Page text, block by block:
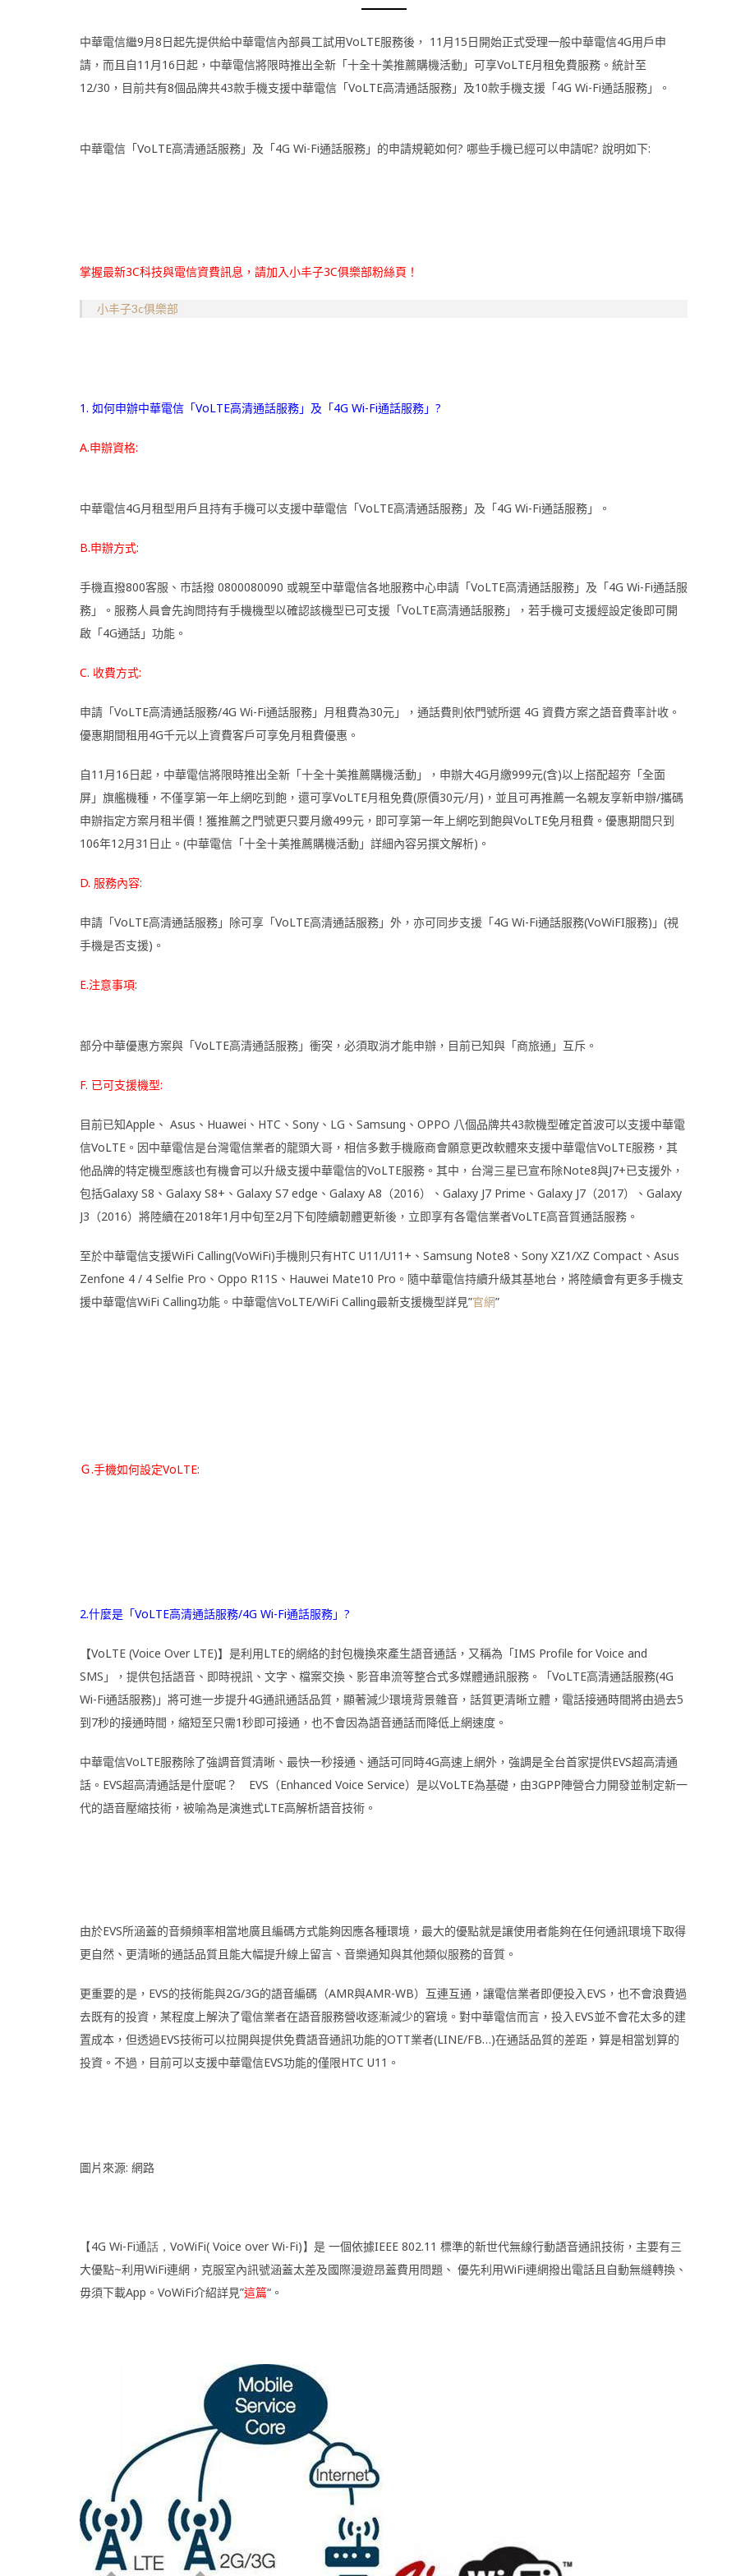
中華電信繼9月8日起先提供給中華電信內部員工試用VoLTE服務後， 11月15日開始正式受理一般中華電信4G用戶申
請，而且自11 月16日起，中華電信將限時推出全新「十全十美推薦購機活動」可享VoLTE月租免費服務。統計至
12/30，目前共有8個品牌共43款手機支援中華電信「VoLTE高清通話服務」及10款手機支援「4G Wi-Fi通話服務」。
中華電信「VoLTE高清通話服務」及「4G Wi-Fi通話服務」的申請規範如何? 哪些手機已經可以申請呢? 說明如下:
掌握最新3C科技與電信資費訊息，請加入小丰子3C俱樂部粉絲頁！
小丰子3c俱樂部
1. 如何申辦中華電信「VoLTE高清通話服務」及「4G Wi-Fi通話服務」?
A.申辦資格:
中華電信4G月租型用戶且持有手機可以支援中華電信「VoLTE高清通話服務」及「4G Wi-Fi通話服務」。
B.申辦方式:
手機直撥800客服、巿話撥 0800080090 或親至中華電信各地服務中心申請「VoLTE高清通話服務」及「4G Wi-Fi通話服
務」。服務人員會先詢問持有手機機型以確認該機型已可支援「VoLTE高清通話服務」，若手機可支援經設定後即可開
啟「4G通話」功能。
C. 收費方式:
申請「VoLTE高清通話服務/4G Wi-Fi通話服務」月租費為30元」，通話費則依門號所選 4G 資費方案之語音費率計收。
優惠期間租用4G千元以上資費客戶可享免月租費優惠。
自11 月16日起，中華電信將限時推出全新「十全十美推薦購機活動」，申辦大4G月繳999元(含)以上搭配超夯「全面
屏」旗艦機種， 不僅享第一年上網吃到飽，還可享VoLTE月租免費(原價30元/月) ，並且可再推薦一名親友享新申辦/攜碼
申辦指定方案月租半價！獲推薦之門號更只要月繳499元，即可享第一年上網吃到飽與VoLTE免月租費。優惠期間只到
106年12月31 日止。(中華電信「十全十美推薦購機活動」詳細內容另撰文解析)。
D. 服務內容:
申請「VoLTE高清通話服務」除可享「VoLTE高清通話服務」外，亦可同步支援「4G Wi-Fi通話服務(VoWiFI服務)」(視
手機是否支援)。
E.注意事項:
部分中華優惠方案與「VoLTE高清通話服務」衝突，必須取消才能申辦，目前已知與「商旅通」互斥。
F. 已可支援機型:
目前已知Apple、 Asus、Huawei、HTC、Sony、LG、Samsung、OPPO 八個品牌共43款機型確定首波可以支援中華電
信VoLTE。因中華電信是台灣電信業者的龍頭大哥，相信多數手機廠商會願意更改軟體來支援中華電信VoLTE服務，其
他品牌的特定機型應該也有機會可以升級支援中華電信的VoLTE服務。其中，台灣三星已宣布除Note8與J7+已支援外，
包括Galaxy S8、Galaxy S8+、Galaxy S7 edge、Galaxy A8（2016）、Galaxy J7 Prime、Galaxy J7（2017）、Galaxy
J3（2016）將陸續在2018年1月中旬至2月下旬陸續韌體更新後，立即享有各電信業者VoLTE高音質通話服務。
至於中華電信支援WiFi Calling(VoWiFi)手機則只有HTC U11/U11+、Samsung Note8、Sony XZ1/XZ Compact、Asus
Zenfone 4 / 4 Selfie Pro、Oppo R11S、Hauwei Mate10 Pro。隨中華電信持續升級其基地台，將陸續會有更多手機支
援中華電信WiFi Calling功能。中華電信VoLTE/WiFi Calling最新支援機型詳見”官網”
Ｇ.手機如何設定VoLTE:
2.什麼是「VoLTE高清通話服務/4G Wi-Fi通話服務」?
【VoLTE (Voice Over LTE)】是利用LTE的網絡的封包機換來產生語音通話，又稱為「IMS Profile for Voice and
SMS」，提供包括語音、即時視訊、文字、檔案交換、影音串流等整合式多媒體通訊服務。「VoLTE高清通話服務(4G
Wi-Fi通話服務)」將可進一步提升4G通訊通話品質，顯著減少環境背景雜音，話質更清晰立體，電話接通時間將由過去5
到7秒的接通時間，縮短至只需1秒即可接通，也不會因為語音通話而降低上網速度。
中華電信VoLTE服務除了強調音質清晰、最快一秒接通、通話可同時4G高速上網外，強調是全台首家提供EVS超高清通
話。EVS超高清通話是什麼呢？ EVS（Enhanced Voice Service）是以VoLTE為基礎，由3GPP陣營合力開發並制定新一
代的語音壓縮技術，被喻為是演進式LTE高解析語音技術。
由於EVS所涵蓋的音頻頻率相當地廣且編碼方式能夠因應各種環境，最大的優點就是讓使用者能夠在任何通訊環境下取得
更自然、更清晰的通話品質且能大幅提升線上留言、音樂通知與其他類似服務的音質。
更重要的是，EVS的技術能與2G/3G的語音編碼（AMR與AMR-WB）互連互通，讓電信業者即便投入EVS，也不會浪費過
去既有的投資，某程度上解決了電信業者在語音服務營收逐漸減少的窘境。對中華電信而言，投入EVS並不會花太多的建
置成本，但透過EVS技術可以拉開與提供免費語音通訊功能的OTT業者(LINE/FB…)在通話品質的差距，算是相當划算的
投資。不過，目前可以支援中華電信EVS功能的僅限HTC U11。
圖片來源: 網路
【4G Wi-Fi通話，VoWiFi( Voice over Wi-Fi)】 是 一個依據IEEE 802.11 標準的新世代無線行動語音通訊技術，主要有三
大優點~利用WiFi連網，克服室內訊號涵蓋太差及國際漫遊昂蓋費用問題、 優先利用WiFi連網撥出電話且自動無縫轉換、
毋須下載App。VoWiFi介紹詳見”這篇“。